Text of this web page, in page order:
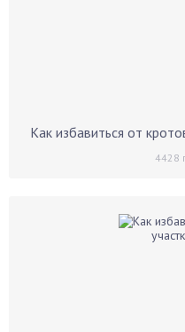
Как избавиться от
4428